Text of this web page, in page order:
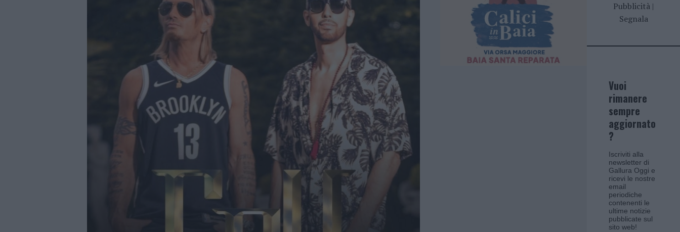
Pubblicità |
Segnala
Vuoi
rimanere
sempre
aggiornato
?
Iscriviti alla
newsletter di
Gallura Oggi e
ricevi le nostre
email
periodiche
contenenti le
ultime notizie
pubblicate sul
sito web!